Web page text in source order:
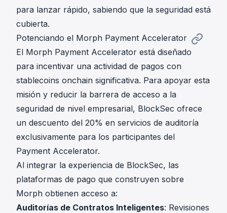
para lanzar rápido, sabiendo que la seguridad está
cubierta.
Potenciando el Morph Payment Accelerator
El Morph Payment Accelerator está diseñado
para incentivar una actividad de pagos con
stablecoins onchain significativa. Para apoyar esta
misión y reducir la barrera de acceso a la
seguridad de nivel empresarial, BlockSec ofrece
un descuento del 20% en servicios de auditoría
exclusivamente para los participantes del
Payment Accelerator.
Al integrar la experiencia de BlockSec, las
plataformas de pago que construyen sobre
Morph obtienen acceso a:
Auditorías de Contratos Inteligentes: Revisiones